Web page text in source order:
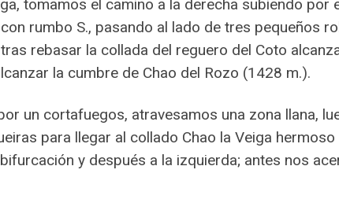
tomamos el camino a la derecha subiendo
rumbo S., pasando al lado de tres pequeños
rebasar la collada del reguero del Coto
la cumbre de Chao del Rozo (1428 m.).
un cortafuegos, atravesamos una zona llana,
para llegar al collado Chao la Veiga
y después a la izquierda; antes nos